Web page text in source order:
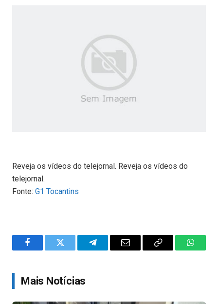
Reveja os vídeos do telejornal. Reveja os vídeos do
telejornal.
Fonte: G1 Tocantins
FacebookTwitter TelegramEmail
Copy
Mais Notícias